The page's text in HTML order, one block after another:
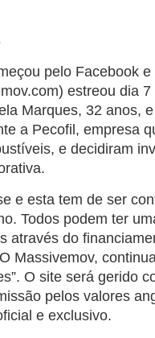
pelo Facebook
estreou dia
Marques, 32 anos,
a Pecofil, empresa
e decidiram
e esta tem de ser
Todos podem ter
através do
Massivemov,
O site será gerido
pelos valores
e exclusivo.